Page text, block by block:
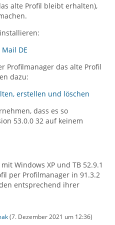
alte Profil bleibt erhalten),
DE
Profilmanager das alte Profil
dazu:
erstellen und löschen
dass es so
53.0.0 32 auf keinem
Windows XP und TB 52.9.1
per Profilmanager in 91.3.2
entsprechend ihrer
(7. Dezember 2021 um 12:36)